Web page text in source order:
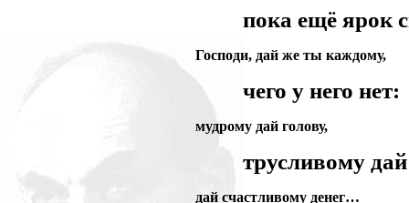
пока ещё ярок
Господи, дай же ты каждому,
чего у него нет:
мудрому дай голову,
трусливому
дай счастливому денег…